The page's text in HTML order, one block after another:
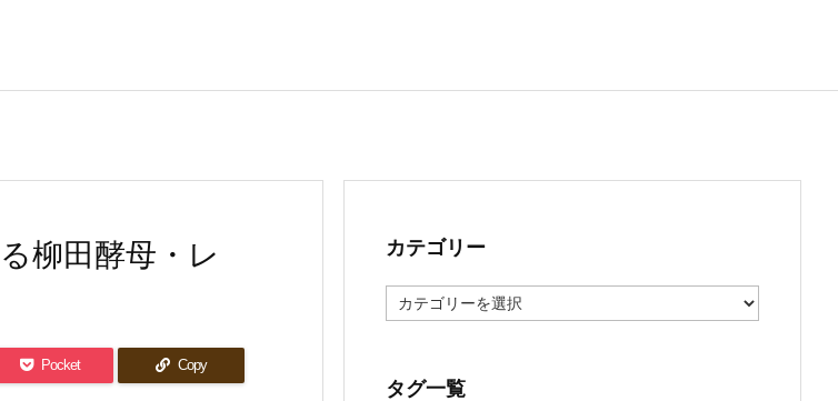
柳田酵母・レ
Pocket Copy
カテゴリー
テ
ー
タグ一覧